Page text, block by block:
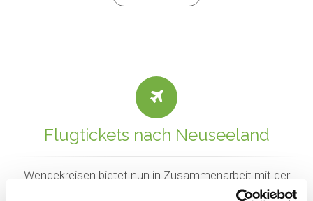
Flugtickets nach Neuseeland
Wendekreisen bietet nun in Zusammenarbeit mit der
Global Wings Reisen GbR in Berlin auch günstige Flüge